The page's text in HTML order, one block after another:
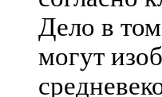
Дело в
могут